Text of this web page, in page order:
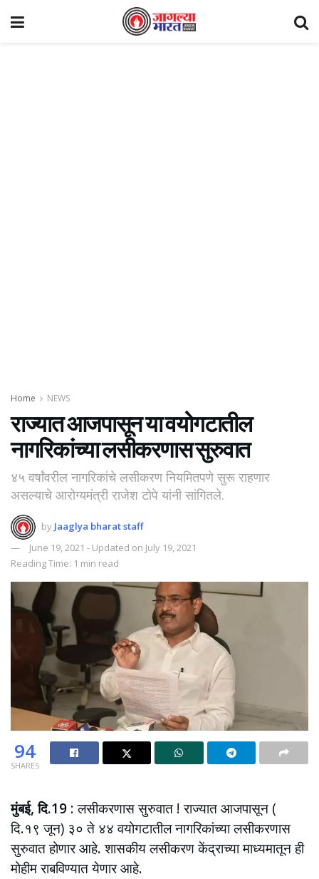
Home NEWS
राज्यात आजपासून या वयोगटातील
नागरिकांच्या लसीकरणास सुरुवात
४५ वर्षांवरील नागरिकांचे लसीकरण नियमितपणे सुरू राहणार
असल्याचे आरोग्यमंत्री राजेश टोपे यांनी सांगितले.
by Jaaglya bharat staff
June 19, 2021 - Updated on July 19, 2021
Reading Time: 1 min read
94
SHARES
मुंबई, दि.19 : लसीकरणास सुरुवात ! राज्यात आजपासून (
दि.१९ जून) ३० ते ४४ वयोगटातील नागरिकांच्या लसीकरणास
सुरुवात होणार आहे. शासकीय लसीकरण केंद्राच्या माध्यमातून ही
मोहीम राबविण्यात येणार आहे.